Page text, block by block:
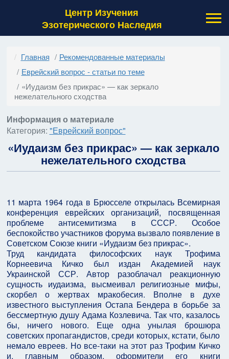
Центр Изучения
Эзотерического Наследия
Главная
Рекомендованные материалы
Еврейский вопрос - статьи по теме
«Иудаизм без прикрас» — как зеркало
нежелательного сходства
Информация о материале
Категория: "Еврейский вопрос"
«Иудаизм без прикрас» — как зеркало
нежелательного сходства
11 марта 1964 года в Брюсселе открылась Всемирная
конференция еврейских организаций, посвященная
проблеме антисемитизма в СССР. Особое
беспокойство участников форума вызвало появление в
Советском Союзе книги «Иудаизм без прикрас».
Труд кандидата философских наук Трофима
Корнеевича Кичко был издан Академией наук
Украинской ССР. Автор разоблачал реакционную
сущность иудаизма, высмеивал религиозные мифы,
скорбел о жертвах мракобесия. Вполне в духе
известного выступления Остапа Бендера в борьбе за
бессмертную душу Адама Козлевича. Так что, казалось
бы, ничего нового. Еще одна унылая брошюра
советских пропагандистов, среди которых, кстати, было
немало евреев. Но все-таки на этот раз Трофим Кичко
и, главным образом, оформители его книги